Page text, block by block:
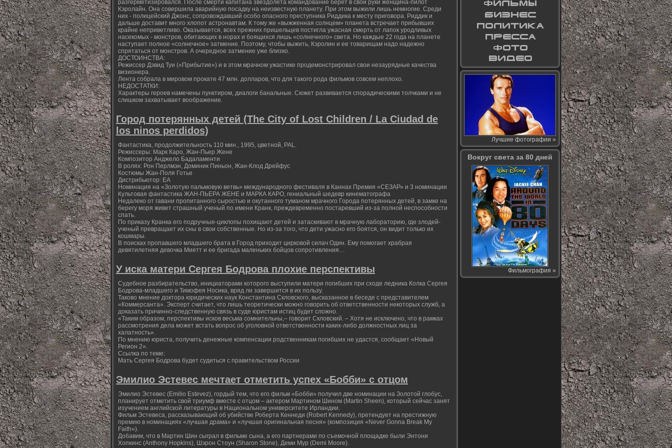
разгерметизировался. После смерти капитана звездолета командование берет в свои руки женщина-пилот
Кэролайн. Она совершила аварийную посадку на неизвестную планету. При этом выжили лишь немногие. Среди
них - полицейский Джонс, сопровождавший особо опасного преступника Риддика к месту приговора. Риддик и
дальше доставит много хлопот астронавтам. К тому же «выжженная солнцем» планета встречает прибывших
крайне неприветливо. Оказывается, всех прежних пришельцев постигла ужасная смерть от лапок уродливых
насекомых - монстров, обитающих в норах и боящихся лишь «солнечного» света. Но каждые 22 года на планете
наступает полное «солнечное» затмение. Поэтому, чтобы выжить, Кэролин и ее товарищам надо надежно
спрятаться от монстров. А очередное затмение уже близко.
ДОСТОИНСТВА:
Режиссер Дэвид Туи («Прибытие») и в этом мрачном ужастике продемонстрировал свои незаурядные качества
визионера.
Лента собрала в мировом прокате 47 млн. долларов, что для такого рода фильмов совсем неплохо.
НЕДОСТАТКИ:
Характеры героев намечены пунктиром, диалоги банальные. Сюжет развивается спорадическими толчками и не
слишком захватывает воображение.
Город потерянных детей (The City of Lost Children / La Ciudad de
los ninos perdidos)
Фантастика, продолжительность 110 мин., 1995, цветной, PAL.
Режиссеры: Марк Каро, Жан-Пьер Жене
Композитор Анджело Бадаламенти
В ролях: Рон Перлмэн, Доминик Пиньон, Жан-Клод Дрейфус
Костюмы Жан-Поля Готье
Дистрибьютор: ЕА
Номинация на «Золотую пальмовую ветвь» международного фестиваля в Каннах Премия «СЕЗАР» и 3 номинации
Культовая фантастика ЖАН-ПЬЕРА ЖЕНЕ и МАРКА КАРО, гениальный шедевр кинематографа
Недалеко от гавани пропитанного сыростью и окутанного туманом мрачного Города потерянных детей, в замке на
берегу моря живет страшный ученый по имени Кранк, преждевременно постаревший из-за полной неспособности
спать.
По приказу Кранка его подручные-циклопы похищают детей и затаскивают в мрачную лабораторию, где злодей-
ученый превращает их сны в свои собственные. Но из-за того, что дети ужасно его боятся, он видит только их
кошмары.
В поисках пропавшего младшего брата в Город приходит цирковой силач Один. Ему помогает храбрая
девятилетняя девочка Миетт и ее бригада маленьких бойцов сопротивления…
У иска матери Сергея Бодрова плохие перспективы
Судебное разбирательство, инициаторами которого выступили матери погибших при сходе ледника Колка Сергея
Бодрова-младшего и Тимофея Носика, вряд ли завершится в их пользу.
Таково мнение доктора юридических наук Константина Скловского, высказанное в беседе с представителем
«Коммерсанта». Эксперт считает, что лишь теоретически можно говорить об ответственности некоторых служб, а
доказать причинно-следственную связь в суде юристам истиц будет сложно.
«Таким образом, перспективы исков весьма сомнительны,– говорит Скловский. – Хотя не исключено, что в рамках
рассмотрения дела может встать вопрос об уголовной ответственности каких-либо должностных лиц за
халатность».
По мнению юриста, получить денежные компенсации родственникам погибших не удастся, сообщает «Новый
Регион 2».
Ссылка по теме:
Мать Сергея Бодрова будет судиться с правительством России
Эмилио Эстевес мечтает отметить успех «Бобби» с отцом
Эмилио Эстевес (Emilio Estevez), гордый тем, что его фильм «Бобби» получил две номинации на Золотой глобус,
планирует отметить свой триумф вместе с отцом – актером Мартином Шином (Martin Sheen), который сейчас занят
изучением английской литературы в Национальном университете Ирландии.
Фильм Эстевеса, рассказывающий об убийстве Роберта Кеннеди (Robert Kennedy), претендует на престижную
премию в номинациях «лучшая драма» и «лучшая оригинальная песня» (композиция «Never Gonna Break My
Faith»).
Добавим, что в Мартин Шин сыграл в фильме сына, а его партнерами по съемочной площадке были Энтони
Хопкинс (Anthony Hopkins), Шэрон Стоун (Sharon Stone), Деми Мур (Demi Moore).
Лучшие фотографии »
Вокруг света за 80 дней
Фильмография »